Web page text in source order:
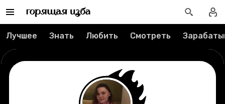
Редакция
Лучшее Знать Любить Смотреть